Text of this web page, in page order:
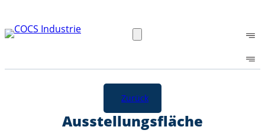
Inhalt
springen
Zurück
Ausstellungsfläche